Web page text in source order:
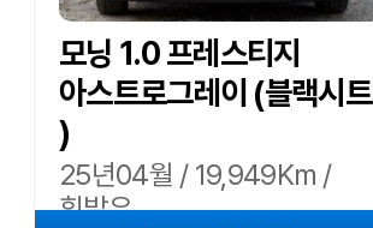
모닝 1.0 프레스티지
아스트로그레이 (블랙시트
)
25년04월 / 19,949Km /
휘발유